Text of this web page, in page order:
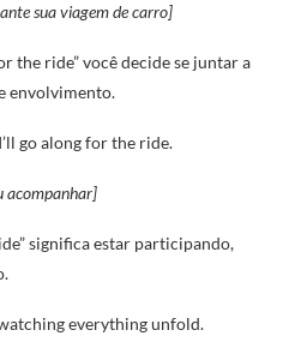
sua viagem de carro]
the ride” você decide se juntar a
envolvimento.
go along for the ride.
acompanhar]
significa estar participando,
everything unfold.